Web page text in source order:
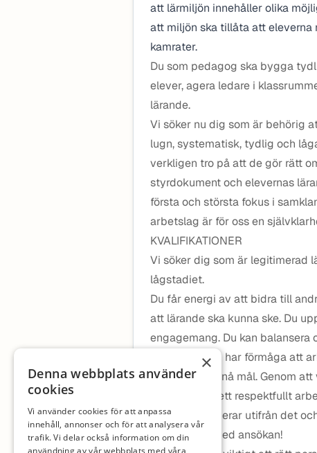
att lärmiljön innehåller olika
att miljön ska tillåta att
kamrater.
Du som pedagog ska bygga
elever, agera ledare i
lärande.
Vi söker nu dig som är behörig
lugn, systematisk, tydlig och
verkligen tro på att de gör rätt
styrdokument och elevernas
första och största fokus i
arbetslag är för oss en
KVALIFIKATIONER
Vi söker dig som är legitimerad
lågstadiet.
Du får energi av att bidra till
att lärande ska kunna ske. Du
engagemang. Du kan
situationer. Du har förmåga att
uppgifter och nå mål. Genom
verkar du för ett respektfullt
uppdraget, agerar utifrån det
Välkommen med ansökan!
×
Denna webbplats använder
cookies
Vi använder cookies för att anpassa
innehåll, annonser och för att analysera vår
trafik. Vi delar också information om din
användning av vår webbplats med våra